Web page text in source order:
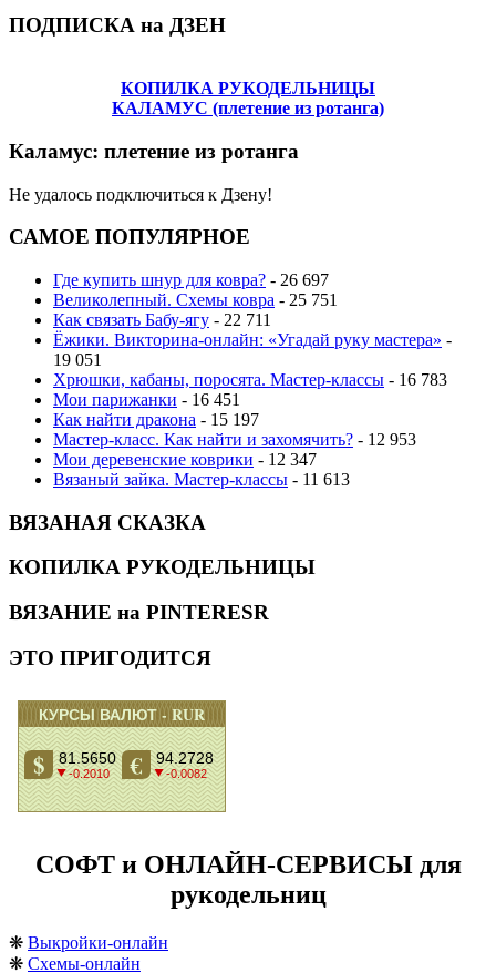
ПОДПИСКА на ДЗЕН
КОПИЛКА РУКОДЕЛЬНИЦЫ
КАЛАМУС (плетение из ротанга)
Каламус: плетение из ротанга
Не удалось подключиться к Дзену!
САМОЕ ПОПУЛЯРНОЕ
Где купить шнур для ковра? - 26 697
Великолепный. Схемы ковра - 25 751
Как связать Бабу-ягу - 22 711
Ёжики. Викторина-онлайн: «Угадай руку мастера» -
19 051
Хрюшки, кабаны, поросята. Мастер-классы - 16 783
Мои парижанки - 16 451
Как найти дракона - 15 197
Мастер-класс. Как найти и захомячить? - 12 953
Мои деревенские коврики - 12 347
Вязаный зайка. Мастер-классы - 11 613
ВЯЗАНАЯ СКАЗКА
КОПИЛКА РУКОДЕЛЬНИЦЫ
ВЯЗАНИЕ на PINTERESR
ЭТО ПРИГОДИТСЯ
СОФТ и ОНЛАЙН-СЕРВИСЫ для
рукодельниц
❋ Выкройки-онлайн
❋ Схемы-онлайн